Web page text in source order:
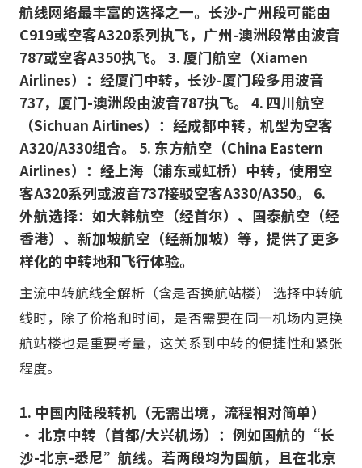
航线网络最丰富的选择之一。长沙-广州段可能由
C919或空客A320系列执飞，广州-澳洲段常由波音
787或空客A350执飞。 3. 厦门航空（Xiamen
Airlines）：经厦门中转，长沙-厦门段多用波音
737，厦门-澳洲段由波音787执飞。 4. 四川航空
（Sichuan Airlines）：经成都中转，机型为空客
A320/A330组合。 5. 东方航空（China Eastern
Airlines）：经上海（浦东或虹桥）中转，使用空
客A320系列或波音737接驳空客A330/A350。 6.
外航选择：如大韩航空（经首尔）、国泰航空（经
香港）、新加坡航空（经新加坡）等，提供了更多
样化的中转地和飞行体验。
主流中转航线全解析（含是否换航站楼） 选择中转航
线时，除了价格和时间，是否需要在同一机场内更换
航站楼也是重要考量，这关系到中转的便捷性和紧张
程度。
1. 中国内陆段转机（无需出境，流程相对简单）
• 北京中转（首都/大兴机场）：例如国航的“长
沙-北京-悉尼”航线。若两段均为国航，且在北京